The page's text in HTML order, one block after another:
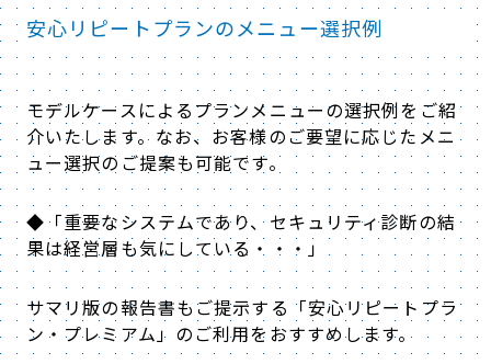
安心リピートプランのメニュー選択例
モデルケースによるプランメニューの選択例をご紹
介いたします。なお、お客様のご要望に応じたメニ
ュー選択のご提案も可能です。
◆「重要なシステムであり、セキュリティ診断の結
果は経営層も気にしている・・・」
サマリ版の報告書もご提示する「安心リピートプラ
ン・プレミアム」のご利用をおすすめします。